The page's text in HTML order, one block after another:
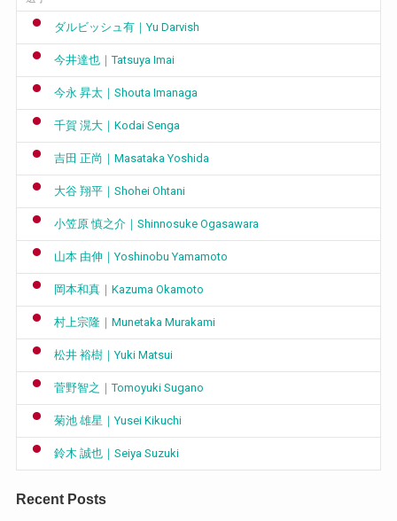
ダルビッシュ有｜Yu Darvish
今井達也｜Tatsuya Imai
今永 昇太｜Shouta Imanaga
千賀 滉大｜Kodai Senga
吉田 正尚｜Masataka Yoshida
大谷 翔平｜Shohei Ohtani
小笠原 慎之介｜Shinnosuke Ogasawara
山本 由伸｜Yoshinobu Yamamoto
岡本和真｜Kazuma Okamoto
村上宗隆｜Munetaka Murakami
松井 裕樹｜Yuki Matsui
菅野智之｜Tomoyuki Sugano
菊池 雄星｜Yusei Kikuchi
鈴木 誠也｜Seiya Suzuki
Recent Posts